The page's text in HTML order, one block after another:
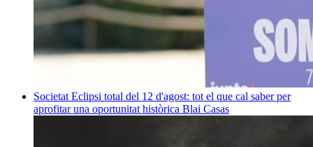
Societat Eclipsi total del 12 d'agost: tot el que cal saber per
aprofitar una oportunitat històrica Blai Casas